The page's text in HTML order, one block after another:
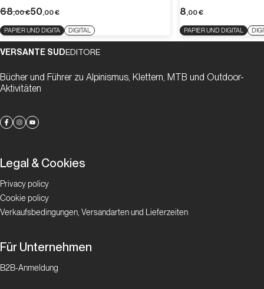
68,00€50,00€
PAPIER UND DIGITA DIGITAL
8,00€
PAPIER UND DIGITAL
VERSANTE SUDEDITORE
Bücher und Führer zu Alpinismus, Klettern, MTB und Outdoor-
Aktivitäten
Legal & Cookies
Privacy policy
Cookie policy
Verkaufsbedingungen, Versandarten und Lieferzeiten
Für Unternehmen
B2B-Anmeldung